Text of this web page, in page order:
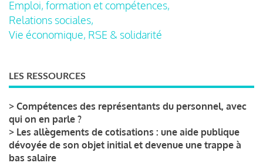
Emploi, formation et compétences,
Relations sociales,
Vie économique, RSE & solidarité
LES RESSOURCES
> Compétences des représentants du personnel, avec
qui on en parle ?
> Les allègements de cotisations : une aide publique
dévoyée de son objet initial et devenue une trappe à
bas salaire